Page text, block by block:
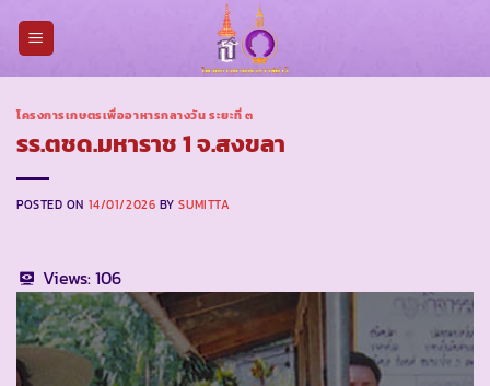
โครงการเกษตรเพื่ออาหารกลางวัน ระยะที่ ๓
รร.ตชด.มหาราช 1 จ.สงขลา
POSTED ON 14/01/2026 BYSUMITTA
Views:106